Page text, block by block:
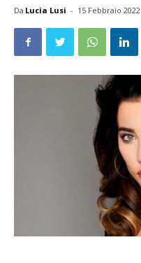
Da Lucia Lusi - 15 Febbraio 2022